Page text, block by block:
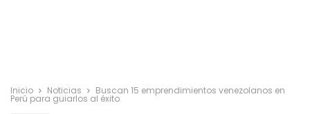
Inicio Noticias Buscan 15 emprendimientos venezolanos en
Perú para guiarlos al éxito